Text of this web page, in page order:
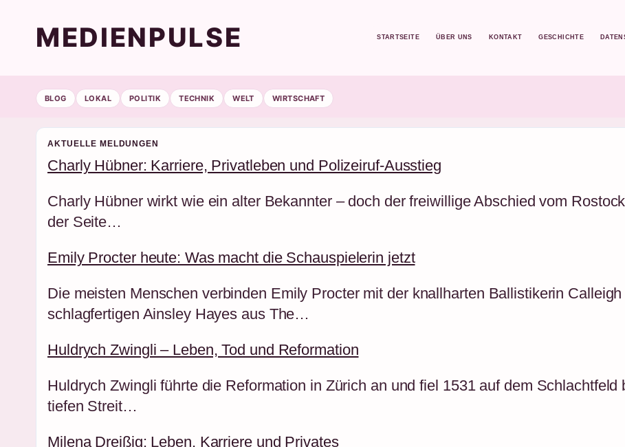
MEDIENPULSE STARTSEITE ÜBER UNS KONTAKT GESCHICHTE
BLOG LOKAL POLITIK TECHNIK WELT WIRTSCHAFT
AKTUELLE MELDUNGEN
Charly Hübner: Karriere, Privatleben und Polizeiruf-Ausstieg
Charly Hübner wirkt wie ein alter Bekannter – doch der freiwillige Abschied vom
der Seite…
Emily Procter heute: Was macht die Schauspielerin jetzt
Die meisten Menschen verbinden Emily Procter mit der knallharten Ballistikerin
schlagfertigen Ainsley Hayes aus The…
Huldrych Zwingli – Leben, Tod und Reformation
Huldrych Zwingli führte die Reformation in Zürich an und fiel 1531 auf dem
tiefen Streit…
Milena Dreißig: Leben, Karriere und Privates